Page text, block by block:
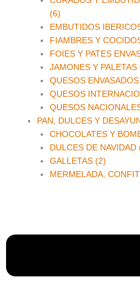
(6)
EMBUTIDOS
FIAMBRES Y
FOIES Y PATES
JAMONES Y
QUESOS
QUESOS
QUESOS
PAN, DULCES Y
CHOCOLATES Y
DULCES DE NAVIDAD
GALLETAS (2)
MERMELADA,